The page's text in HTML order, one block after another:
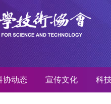
协动态 宣传文化 科